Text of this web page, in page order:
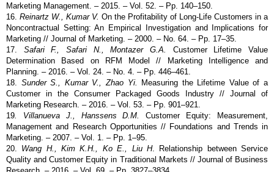
Marketing Management. – 2015. – Vol. 52. – Pp. 140–150.
16. Reinartz W., Kumar V. On the Profitability of Long-Life Customers in a
Noncontractual Setting: An Empirical Investigation and Implications for
Marketing // Journal of Marketing. – 2000. – No. 64. – Pp. 17–35.
17. Safari F., Safari N., Montazer G.A. Customer Lifetime Value
Determination Based on RFM Model // Marketing Intelligence and
Planning. – 2016. – Vol. 24. – No. 4. – Pp. 446–461.
18. Sunder S., Kumar V., Zhao Yi. Measuring the Lifetime Value of a
Customer in the Consumer Packaged Goods Industry // Journal of
Marketing Research. – 2016. – Vol. 53. – Pp. 901–921.
19 . Villanueva J., Hanssens D.M.Customer Equity: Measurement,
Management and Research Opportunities // Foundations and Trends in
Marketing. – 2007. – Vol. 1. – Pp. 1–95.
20. Wang H., Kim K.H., Ko E., Liu H. Relationship between Service
Quality and Customer Equity in Traditional Markets // Journal of Business
Research. – 2016. – Vol. 69. – Pp. 3827–3834.